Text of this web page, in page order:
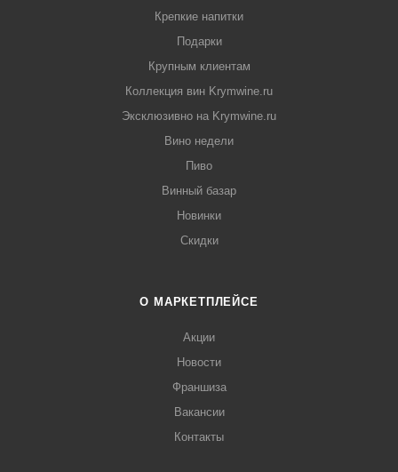
Крепкие напитки
Подарки
Крупным клиентам
Коллекция вин Krymwine.ru
Эксклюзивно на Krymwine.ru
Вино недели
Пиво
Винный базар
Новинки
Скидки
О МАРКЕТПЛЕЙСЕ
Акции
Новости
Франшиза
Вакансии
Контакты